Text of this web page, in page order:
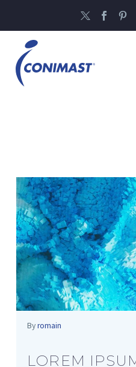
Byromain
LOREM